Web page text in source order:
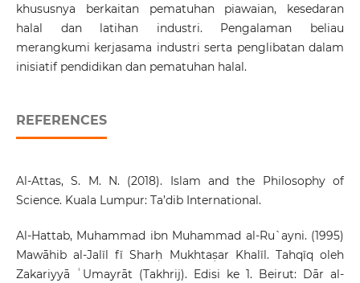
khususnya berkaitan pematuhan piawaian, kesedaran
halal dan latihan industri. Pengalaman beliau
merangkumi kerjasama industri serta penglibatan dalam
inisiatif pendidikan dan pematuhan halal.
REFERENCES
Al-Attas, S. M. N. (2018). Islam and the Philosophy of
Science. Kuala Lumpur: Ta’dib International.
Al-Hattab, Muhammad ibn Muhammad al-Ru`ayni. (1995)
Mawāhib al-Jalīl fī Sharḥ Mukhtaṣar Khalīl. Tahqīq oleh
Zakariyyā ʿUmayrāt (Takhrij). Edisi ke 1. Beirut: Dār al-